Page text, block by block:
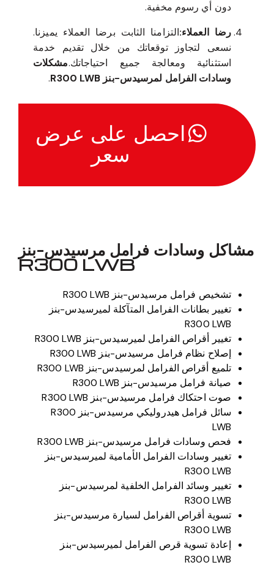
دون أي رسوم مخفية.
رضا العملاء:التزامنا الثابت برضا العملاء يميزنا.
نسعى لتجاوز توقعاتك من خلال تقديم خدمة
استثنائية ومعالجة جميع احتياجاتك.مشكلات
وسادات الفرامل لمرسيدس-بنز R300 LWB
.
احصل على عرض
سعر
مشاكل وسادات فرامل مرسيدس-بنز
R300 LWB
تشخيص فرامل مرسيدس-بنز R300 LWB
تغيير بطانات الفرامل المتآكلة لميرسيدس-بنز
R300 LWB
تغيير أقراص الفرامل لميرسيدس-بنز R300 LWB
إصلاح نظام فرامل مرسيدس-بنز R300 LWB
تلميع أقراص الفرامل لمرسيدس-بنز R300 LWB
صيانة فرامل مرسيدس-بنز R300 LWB
صوت احتكاك فرامل مرسيدس-بنز R300 LWB
سائل فرامل هيدروليكي مرسيدس-بنز R300
LWB
فحص وسادات فرامل مرسيدس-بنز R300 LWB
تغيير وسادات الفرامل الأمامية لميرسيدس-بنز
R300 LWB
تغيير وسائد الفرامل الخلفية لمرسيدس-بنز
R300 LWB
تسوية أقراص الفرامل لسيارة مرسيدس-بنز
R300 LWB
إعادة تسوية قرص الفرامل لميرسيدس-بنز
R300 LWB